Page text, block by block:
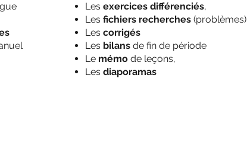
Les exercices différenciés,
Les fichiers recherches (problèmes)
Les corrigés
Les bilans de fin de période
Le mémo de leçons,
Les diaporamas